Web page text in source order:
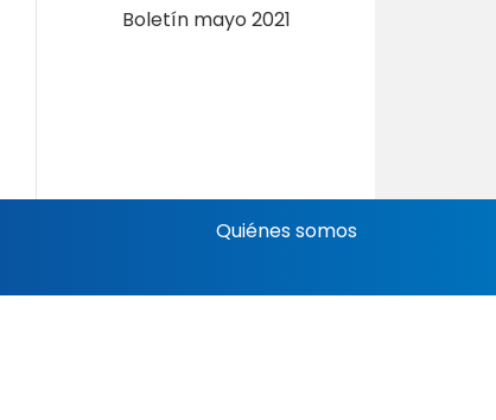
Boletín mayo 2021
Quiénes somos